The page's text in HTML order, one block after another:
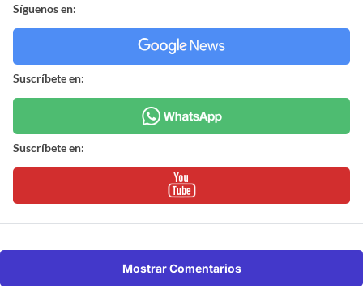
Síguenos en:
Suscríbete en:
Suscríbete en:
Mostrar Comentarios